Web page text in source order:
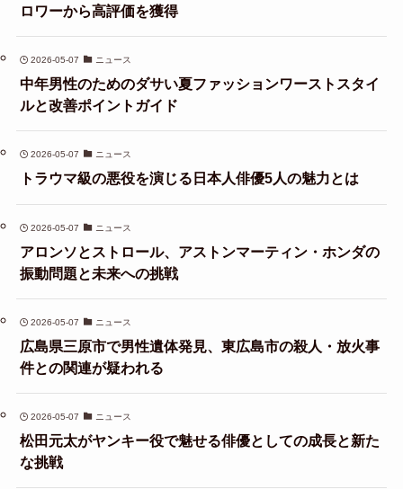
ロワーから高評価を獲得
2026-05-07 ニュース
中年男性のためのダサい夏ファッションワーストスタイ
ルと改善ポイントガイド
2026-05-07 ニュース
トラウマ級の悪役を演じる日本人俳優5人の魅力とは
2026-05-07 ニュース
アロンソとストロール、アストンマーティン・ホンダの
振動問題と未来への挑戦
2026-05-07 ニュース
広島県三原市で男性遺体発見、東広島市の殺人・放火事
件との関連が疑われる
2026-05-07 ニュース
松田元太がヤンキー役で魅せる俳優としての成長と新た
な挑戦